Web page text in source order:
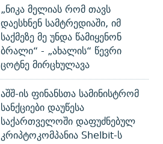
„ნიკა მელიას რომ თავს
დაესხნენ სამტრედიაში, იმ
საქმეზე მე უნდა წამიყენონ
ბრალი“ - „ახალის“ წევრი
ცოტნე მირცხულავა
აშშ-ის ფინანსთა სამინისტრომ
სანქციები დაუწესა
საქართველოში დაფუძნებულ
კრიპტოკომპანია Shelbit-ს